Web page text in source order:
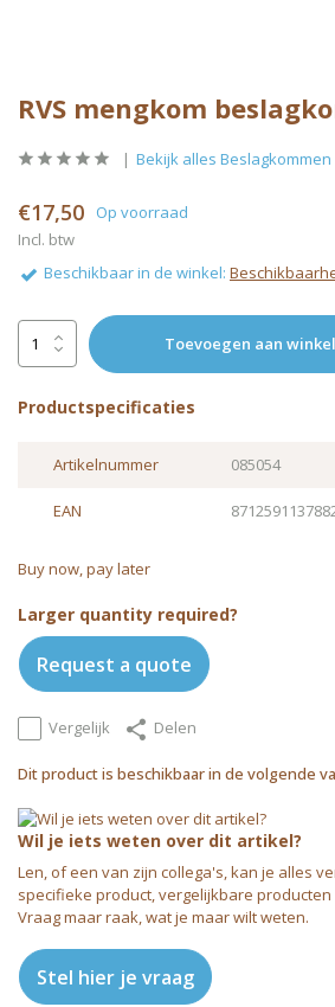
RVS mengkom
Bekijk alles Beslagkommen
€17,50
Op voorraad
Incl. btw
Beschikbaar in de winkel:
Toevoegen aan
Productspecificaties
Artikelnummer 085054
EAN
Buy now, pay later
Larger quantity required?
Request a quote
Vergelijk Delen
Dit product is beschikbaar in de volgende
Wil je iets weten over dit artikel?
Len, of een van zijn collega's, kan je alles
specifieke product, vergelijkbare
Vraag maar raak, wat je maar wilt weten.
Stel hier je vraag